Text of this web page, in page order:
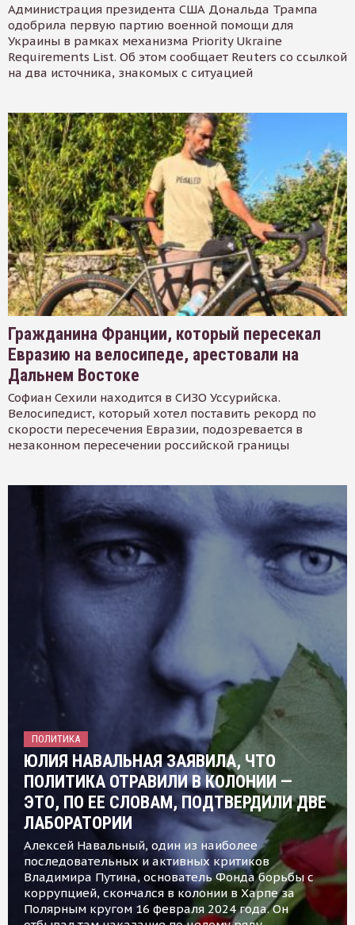
Администрация президента США Дональда Трампа
одобрила первую партию военной помощи для
Украины в рамках механизма Priority Ukraine
Requirements List. Об этом сообщает Reuters со ссылкой
на два источника, знакомых с ситуацией
Гражданина Франции, который пересекал
Евразию на велосипеде, арестовали на
Дальнем Востоке
Софиан Сехили находится в СИЗО Уссурийска.
Велосипедист, который хотел поставить рекорд по
скорости пересечения Евразии, подозревается в
незаконном пересечении российской границы
ПОЛИТИКА
ЮЛИЯ НАВАЛЬНАЯ ЗАЯВИЛА, ЧТО
ПОЛИТИКА ОТРАВИЛИ В КОЛОНИИ —
ЭТО, ПО ЕЕ СЛОВАМ, ПОДТВЕРДИЛИ ДВЕ
ЛАБОРАТОРИИ
Алексей Навальный, один из наиболее
последовательных и активных критиков
Владимира Путина, основатель Фонда борьбы с
коррупцией, скончался в колонии в Харпе за
Полярным кругом 16 февраля 2024 года. Он